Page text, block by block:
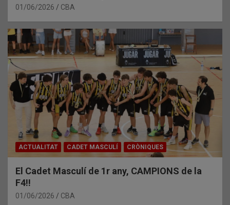
01/06/2026 CBA
ACTUALITAT CADET MASCULÍ CRÒNIQUES
El Cadet Masculí de 1r any, CAMPIONS de la
F4!!
01/06/2026 CBA